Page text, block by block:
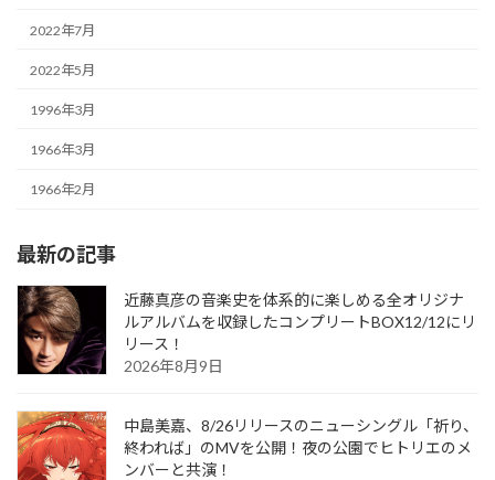
2022年7月
2022年5月
1996年3月
1966年3月
1966年2月
最新の記事
近藤真彦の音楽史を体系的に楽しめる全オリジナ
ルアルバムを収録したコンプリートBOX12/12にリ
リース！
2026年8月9日
中島美嘉、8/26リリースのニューシングル「祈り、
終われば」のMVを公開！夜の公園でヒトリエのメ
ンバーと共演！